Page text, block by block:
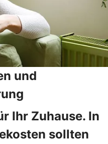
und
Ihr Zuhause. In
sollten